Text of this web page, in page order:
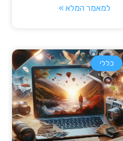
למאמר המלא »
כללי